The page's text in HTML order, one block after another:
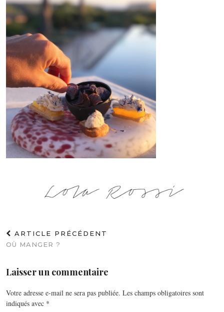
ARTICLE PRÉCÉDENT
OÙ MANGER ?
Laisser un commentaire
Votre adresse e-mail ne sera pas publiée. Les champs obligatoires sont
indiqués avec *